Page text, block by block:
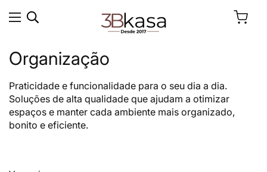
Organização
Praticidade e funcionalidade para o seu dia a dia.
Soluções de alta qualidade que ajudam a otimizar
espaços e manter cada ambiente mais organizado,
bonito e eficiente.